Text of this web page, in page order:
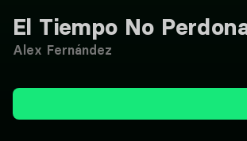
El Tiempo No
Alex Fernández